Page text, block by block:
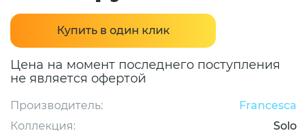
Купить в один клик
Цена на момент последнего поступления
не является офертой
Производитель:
Francesca
Коллекция:
Solo